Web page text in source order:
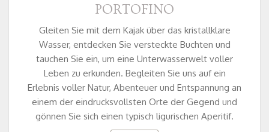
PORTOFINO
Gleiten Sie mit dem Kajak über das kristallklare
Wasser, entdecken Sie versteckte Buchten und
tauchen Sie ein, um eine Unterwasserwelt voller
Leben zu erkunden. Begleiten Sie uns auf ein
Erlebnis voller Natur, Abenteuer und Entspannung an
einem der eindrucksvollsten Orte der Gegend und
gönnen Sie sich einen typisch ligurischen Aperitif.